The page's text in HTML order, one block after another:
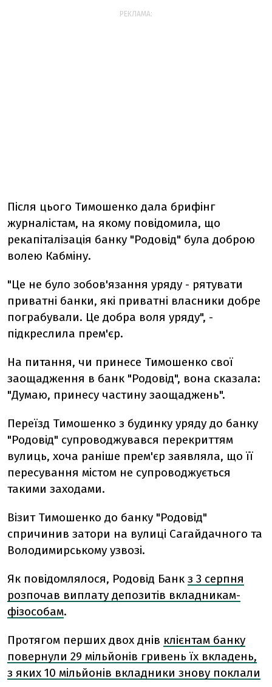
РЕКЛАМА:
Після цього Тимошенко дала брифінг
журналістам, на якому повідомила, що
рекапіталізація банку "Родовід" була доброю
волею Кабміну.
"Це не було зобов'язання уряду - рятувати
приватні банки, які приватні власники добре
пограбували. Це добра воля уряду", -
підкреслила прем'єр.
На питання, чи принесе Тимошенко свої
заощадження в банк "Родовід", вона сказала:
"Думаю, принесу частину заощаджень".
Переїзд Тимошенко з будинку уряду до банку
"Родовід" супроводжувався перекриттям
вулиць, хоча раніше прем'єр заявляла, що її
пересування містом не супроводжується
такими заходами.
Візит Тимошенко до банку "Родовід"
спричинив затори на вулиці Сагайдачного та
Володимирському узвозі.
Як повідомлялося, Родовід Банк з 3 серпня
розпочав виплату депозитів вкладникам-
фізособам.
Протягом перших двох днів клієнтам банку
повернули 29 мільйонів гривень їх вкладень,
з яких 10 мільйонів вкладники знову поклали